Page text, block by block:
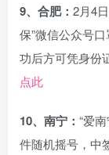
9、合肥： 2月4
保”微信公众号
功后方可凭身份
点此
10、南宁： “爱
件随机摇号，中